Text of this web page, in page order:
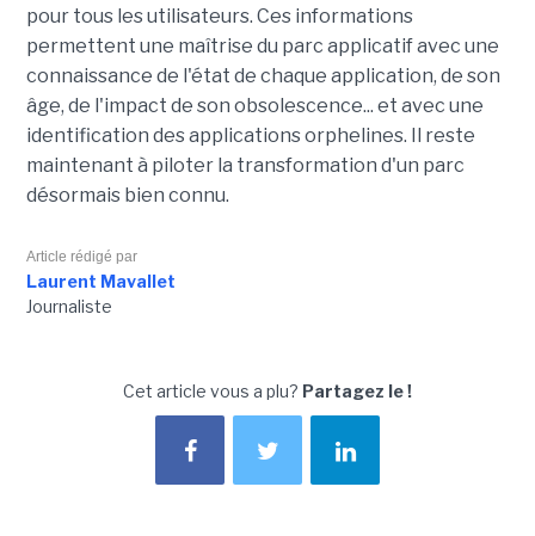
pour tous les utilisateurs. Ces informations
permettent une maîtrise du parc applicatif avec une
connaissance de l'état de chaque application, de son
âge, de l'impact de son obsolescence... et avec une
identification des applications orphelines. Il reste
maintenant à piloter la transformation d'un parc
désormais bien connu.
Article rédigé par
Laurent Mavallet
Journaliste
Cet article vous a plu? Partagez le !